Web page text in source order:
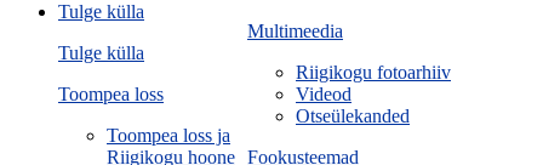
Multimeedia
Riigikogu fotoarhiiv
Videod
Otseülekanded
Fookusteemad
Tulge külla
Tulge külla
Toompea loss
Toompea loss ja
Riigikogu hoone